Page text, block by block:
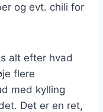
og evt. chili for
alt efter hvad
flere
med kylling
Det er en ret,